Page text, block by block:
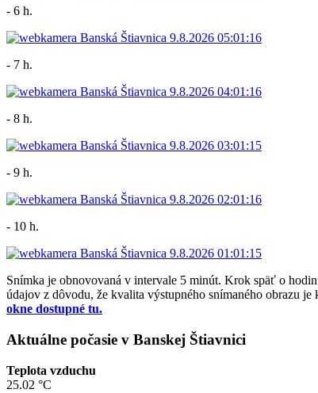
- 6 h.
- 7 h.
- 8 h.
- 9 h.
- 10 h.
Snímka je obnovovaná v intervale 5 minút. Krok späť o
údajov z dôvodu, že kvalita výstupného snímaného obrazu
okne dostupné tu.
Aktuálne počasie v Banskej Štiavnici
Teplota vzduchu
25.02 °C